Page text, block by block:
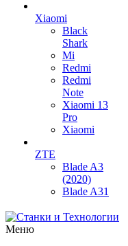
Xiaomi
Black
Shark
Mi
Redmi
Redmi
Note
Xiaomi 13
Pro
Xiaomi
ZTE
Blade A3
(2020)
Blade A31
Меню